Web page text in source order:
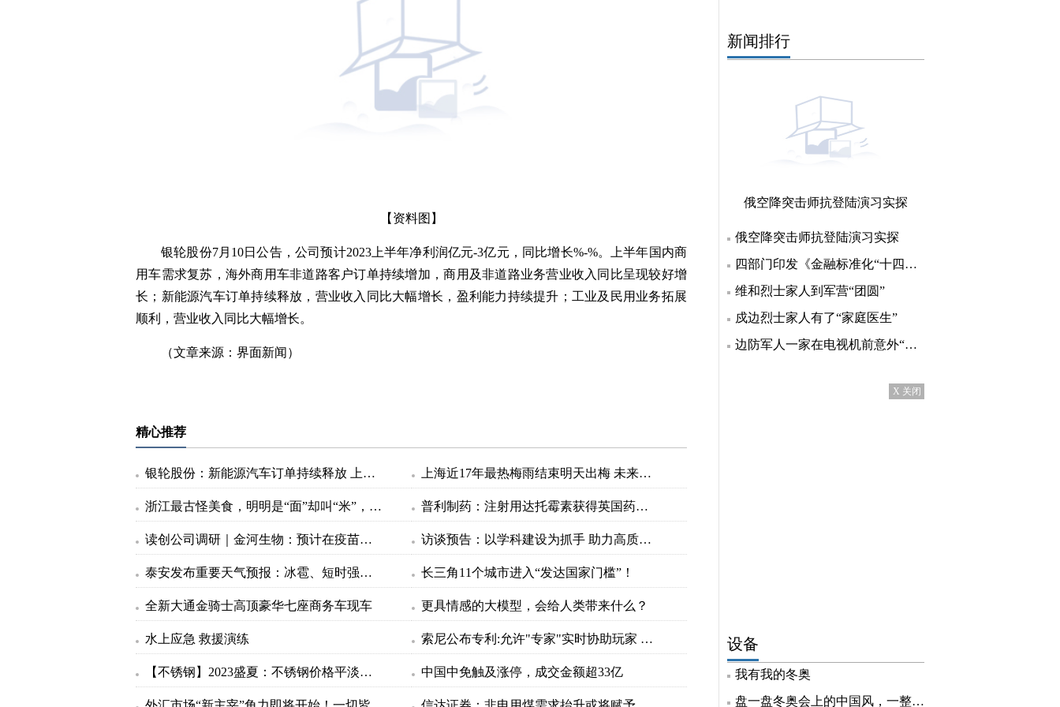
【资料图】
银轮股份7月10日公告，公司预计2023上半年净利润亿元-3亿元，同比增长%-%。上半年国内商
用车需求复苏，海外商用车非道路客户订单持续增加，商用及非道路业务营业收入同比呈现较好增
长；新能源汽车订单持续释放，营业收入同比大幅增长，盈利能力持续提升；工业及民用业务拓展
顺利，营业收入同比大幅增长。
（文章来源：界面新闻）
精心推荐
银轮股份：新能源汽车订单持续释放 上半年归母净利润同比预增112.93%-128.14% 上海近17年最热梅雨结束明天出梅 未来十天最高气温37℃
浙江最古怪美食，明明是“面”却叫“米”，北方人看了觉得不服气 普利制药：注射用达托霉素获得英国药品和健康产品管理局（MHRA）上市许可
读创公司调研｜金河生物：预计在疫苗方面会有更多的融资计划 访谈预告：以学科建设为抓手 助力高质量发展
泰安发布重要天气预报：冰雹、短时强降水、8～10级雷雨大风！ 长三角11个城市进入“发达国家门槛”！
全新大通金骑士高顶豪华七座商务车现车 更具情感的大模型，会给人类带来什么？
水上应急 救援演练 索尼公布专利:允许"专家"实时协助玩家 解决卡关问题
【不锈钢】2023盛夏：不锈钢价格平淡，不锈钢应用扩张 中国中免触及涨停，成交金额超33亿
新闻排行
俄空降突击师抗登陆演习实探
俄空降突击师抗登陆演习实探
四部门印发《金融标准化“十四五”发展规划》 明确七方
维和烈士家人到军营“团圆”
戍边烈士家人有了“家庭医生”
边防军人一家在电视机前意外“团聚”
X 关闭
设备
我有我的冬奥
盘一盘冬奥会上的中国风，一整个自豪住了！